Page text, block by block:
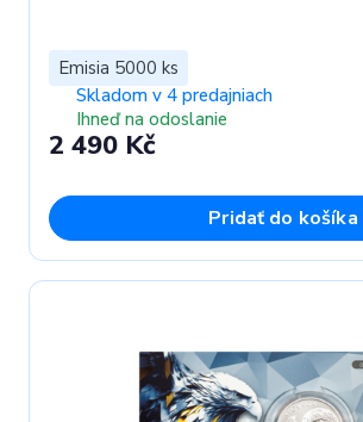
Emisia 5000 ks
Skladom v 4 predajniach
Ihneď na odoslanie
2 490 Kč
Pridať do košíka